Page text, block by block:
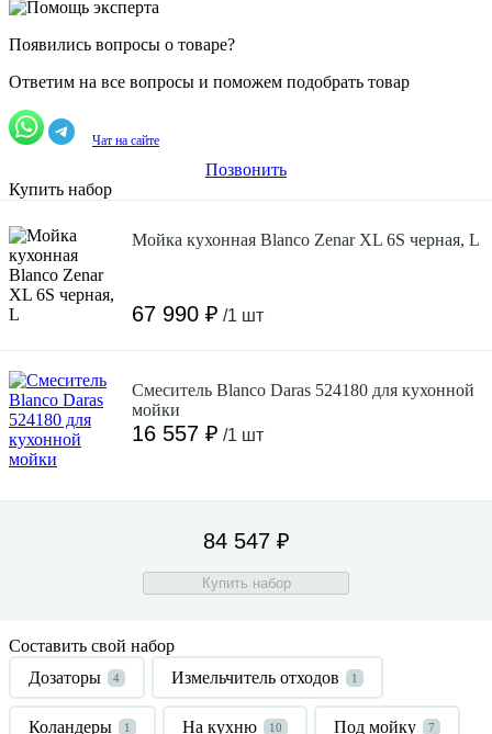
Появились вопросы о товаре?
Ответим на все вопросы и поможем подобрать товар
Чат на сайте
Позвонить
Купить набор
Мойка кухонная Blanco Zenar XL 6S черная, L
67 990 ₽ /1 шт
Смеситель Blanco Daras 524180 для кухонной
мойки
16 557 ₽ /1 шт
84 547 ₽
Купить набор
Составить свой набор
Дозаторы
4 Измельчитель отходов 1
Коландеры 1 На кухню 10 Под мойку 7